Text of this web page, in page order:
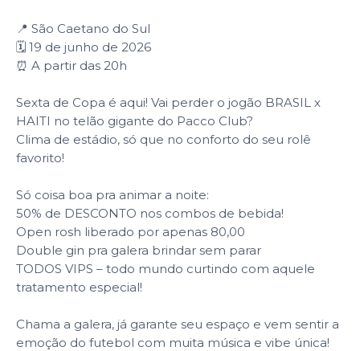
📍 São Caetano do Sul
🗓️ 19 de junho de 2026
⏰ A partir das 20h
Sexta de Copa é aqui! Vai perder o jogão BRASIL x
HAITI no telão gigante do Pacco Club?
Clima de estádio, só que no conforto do seu rolê
favorito!
Só coisa boa pra animar a noite:
50% de DESCONTO nos combos de bebida!
Open rosh liberado por apenas 80,00
Double gin pra galera brindar sem parar
TODOS VIPS – todo mundo curtindo com aquele
tratamento especial!
Chama a galera, já garante seu espaço e vem sentir a
emoção do futebol com muita música e vibe única!